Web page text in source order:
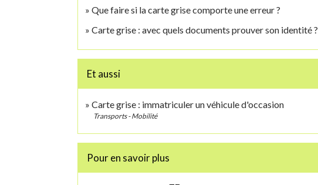
Que faire si la carte grise comporte une erreur ?
Carte grise : avec quels documents prouver son identité ?
Et aussi
Carte grise : immatriculer un véhicule d'occasion
Transports - Mobilité
Pour en savoir plus